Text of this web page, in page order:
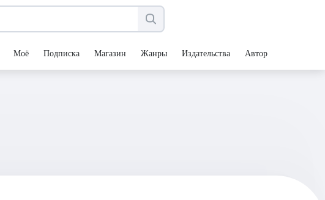
Моё Подписка Магазин Жанры Издательства Авторы